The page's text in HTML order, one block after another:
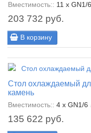
Вместимость:: 11 x GN1/6
203 732 руб.
В корзину
Стол охлаждаемый
камень
Вместимость:: 4 x GN1/6
135 622 руб.